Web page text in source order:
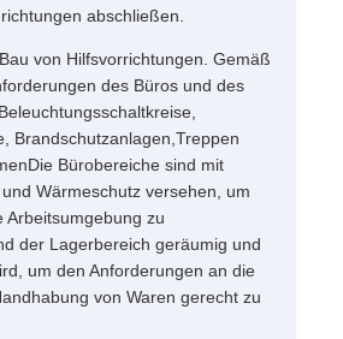
abschließen.
von Hilfsvorrichtungen. Gemäß
des Büros und des
Brandschutzanlagen,Treppen
Bürobereiche sind mit
Wärmeschutz versehen, um
Arbeitsumgebung zu
der Lagerbereich geräumig und
um den Anforderungen an die
von Waren gerecht zu